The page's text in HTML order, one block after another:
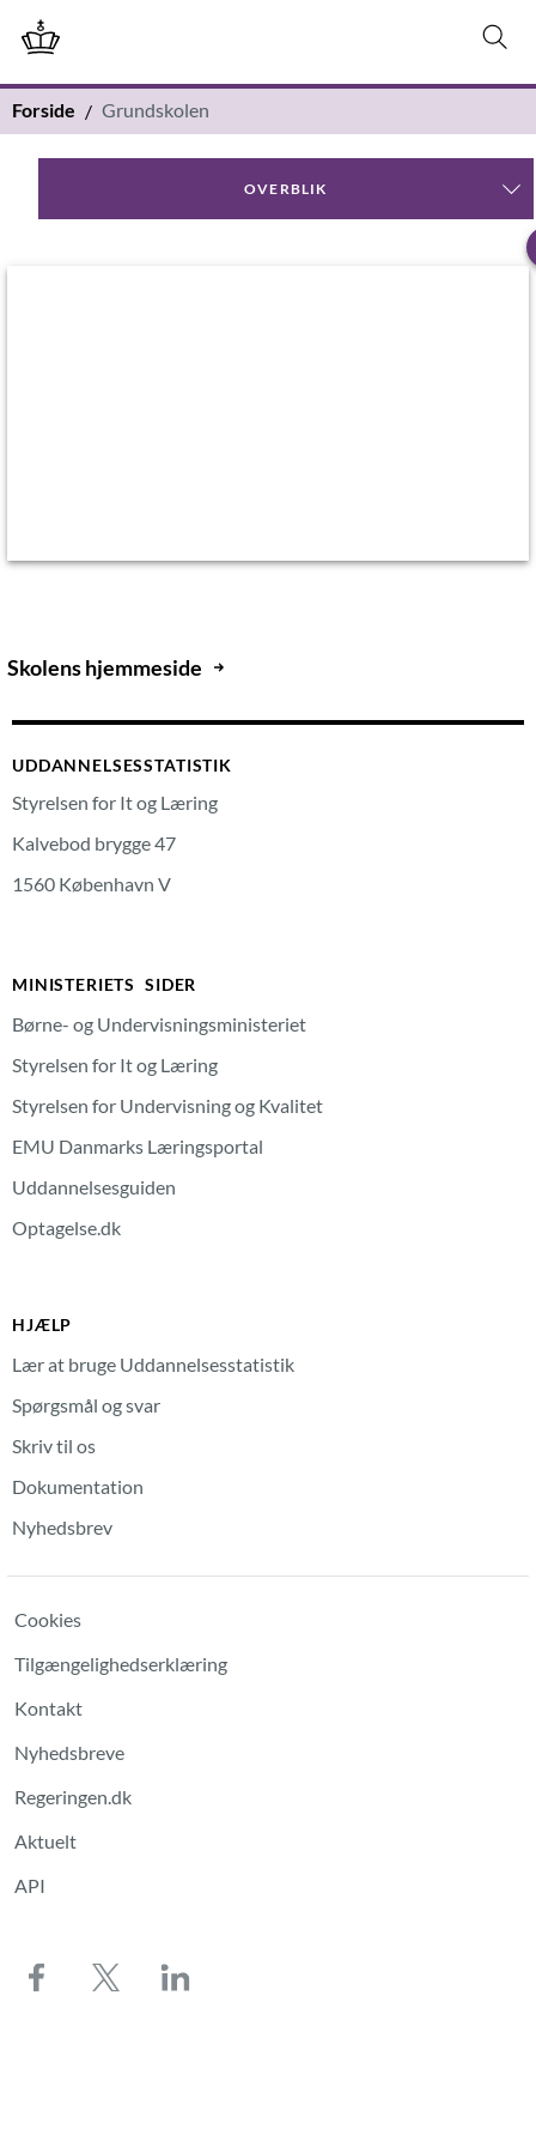
Forside Grundskolen
OVERBLIK
Skolens hjemmeside
UDDANNELSESSTATISTIK
Styrelsen for It og Læring
Kalvebod brygge 47
1560 København V
MINISTERIETS SIDER
Børne- og Undervisningsministeriet
Styrelsen for It og Læring
Styrelsen for Undervisning og Kvalitet
EMU Danmarks Læringsportal
Uddannelsesguiden
Optagelse.dk
HJÆLP
Lær at bruge Uddannelsesstatistik
Spørgsmål og svar
Skriv til os
Dokumentation
Nyhedsbrev
Cookies
Tilgængelighedserklæring
Kontakt
Nyhedsbreve
Regeringen.dk
Aktuelt
API